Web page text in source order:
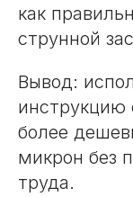
как
струнной
Вывод:
инструкцию
более
микрон без
труда.
Блог
Договор оферты
Рейтинг 4,9 на
отзывов 29 клиентов
Общество с
223054, Минский район, а/
ул.Ленина, д1/3 кабинет 3-